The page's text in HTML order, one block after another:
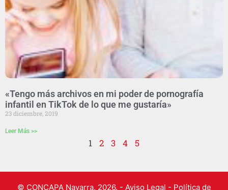
«Tengo más archivos en mi poder de pornografía
infantil en TikTok de lo que me gustaría»
23 diciembre, 2019
Leer Más >>
1 2 3 4 5
© CONCAPA Navarra, 2026. - Aviso Legal - Política de